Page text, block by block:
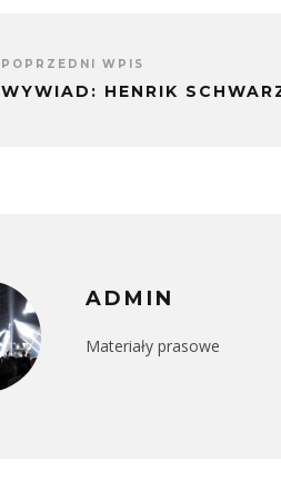
POPRZEDNI WPIS
WYWIAD: HENRIK
ADMIN
Materiały prasowe